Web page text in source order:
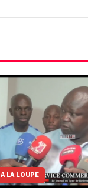
A LA LOUPE